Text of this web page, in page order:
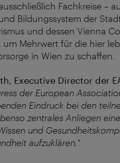
Fachkreise –
Bildungssystem der
und dessen Vienna
um Mehrwert für die hier
in Wien zu schaffen.
Executive Director der
der European
Eindruck bei den
zentrales Anliegen
und
aufzuklären."